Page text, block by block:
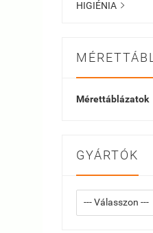
HIGIÉNIA 
Mérettáblázatok
GYÁRTÓK